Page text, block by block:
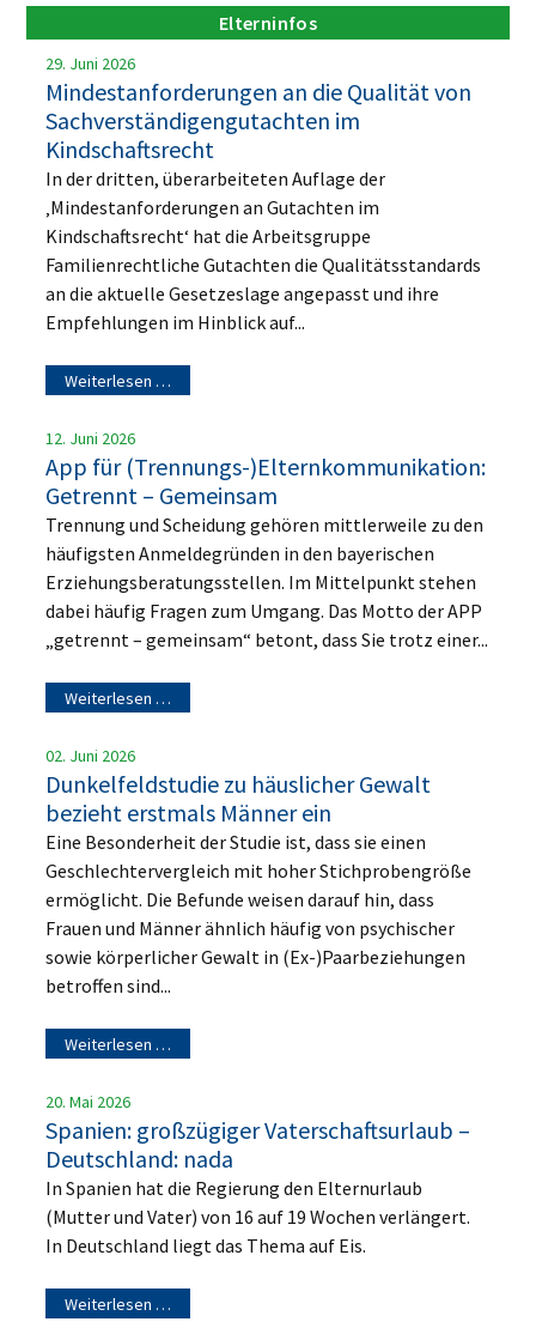
Elterninfos
29. Juni 2026
Mindestanforderungen an die Qualität von
Sachverständigengutachten im
Kindschaftsrecht
In der dritten, überarbeiteten Auflage der
‚Mindestanforderungen an Gutachten im
Kindschaftsrecht‘ hat die Arbeitsgruppe
Familienrechtliche Gutachten die Qualitätsstandards
an die aktuelle Gesetzeslage angepasst und ihre
Empfehlungen im Hinblick auf...
Weiterlesen …
12. Juni 2026
App für (Trennungs-)Elternkommunikation:
Getrennt – Gemeinsam
Trennung und Scheidung gehören mittlerweile zu den
häufigsten Anmeldegründen in den bayerischen
Erziehungsberatungsstellen. Im Mittelpunkt stehen
dabei häufig Fragen zum Umgang. Das Motto der APP
„getrennt – gemeinsam“ betont, dass Sie trotz einer...
Weiterlesen …
02. Juni 2026
Dunkelfeldstudie zu häuslicher Gewalt
bezieht erstmals Männer ein
Eine Besonderheit der Studie ist, dass sie einen
Geschlechtervergleich mit hoher Stichprobengröße
ermöglicht. Die Befunde weisen darauf hin, dass
Frauen und Männer ähnlich häufig von psychischer
sowie körperlicher Gewalt in (Ex-)Paarbeziehungen
betroffen sind...
Weiterlesen …
20. Mai 2026
Spanien: großzügiger Vaterschaftsurlaub –
Deutschland: nada
In Spanien hat die Regierung den Elternurlaub
(Mutter und Vater) von 16 auf 19 Wochen verlängert.
In Deutschland liegt das Thema auf Eis.
Weiterlesen …